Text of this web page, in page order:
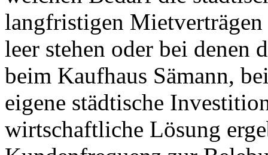
langfristigen Mietverträgen
leer stehen oder bei denen
beim Kaufhaus Sämann,
eigene städtische
wirtschaftliche Lösung